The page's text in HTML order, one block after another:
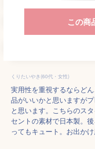
この商
くりたいやき(60代・女性)
実用性を重視するならど
品がいいかと思いますが
と思います。こちらのス
セントの素材で日本製。
ってもキュート。お出か